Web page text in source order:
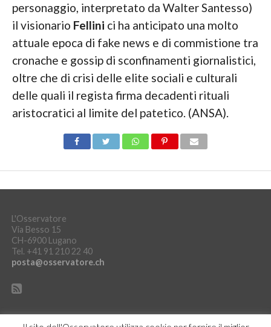
personaggio, interpretato da Walter Santesso)
il visionario Fellini ci ha anticipato una molto
attuale epoca di fake news e di commistione tra
cronache e gossip di sconfinamenti giornalistici,
oltre che di crisi delle elite sociali e culturali
delle quali il regista firma decadenti rituali
aristocratici al limite del patetico. (ANSA).
L'Osservatore
Via Besso 15
CH-6900 Lugano
Tel. +41 91 210 22 40
posta@osservatore.ch